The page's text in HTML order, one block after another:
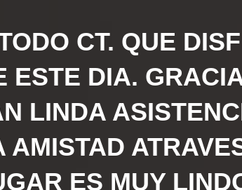
CT. QUE
ESTE DIA.
LINDA
AMISTAD
ES MUY